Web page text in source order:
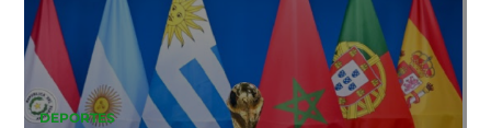
DEPORTES